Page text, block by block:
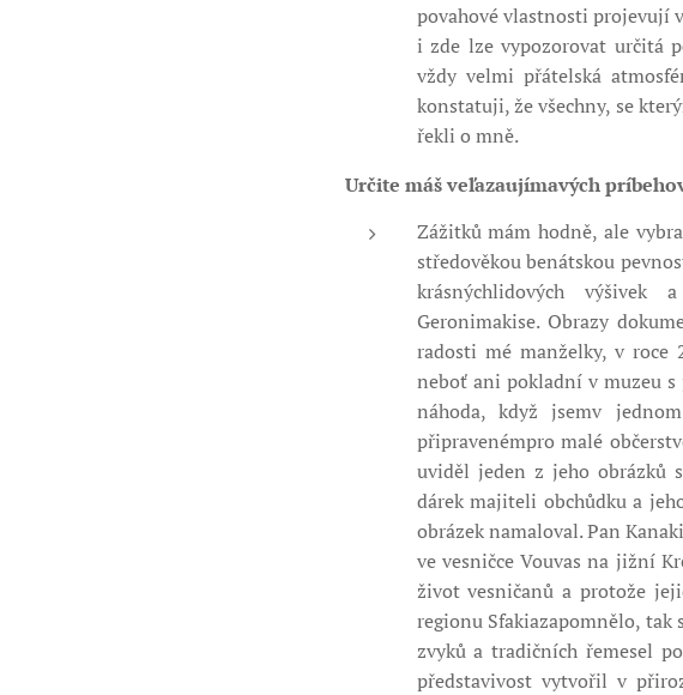
povahové vlastnosti projevují
i zde lze vypozorovat určitá
vždy velmi přátelská
konstatuji, že všechny, se
řekli o mně. 😊
Určite máš veľazaujímavých
Zážitků mám hodně, ale
středověkou benátskou
krásnýchlidových výšivek
Geronimakise. Obrazy
radosti mé manželky, v roce
neboť ani pokladní v muzeu
náhoda, když jsemv
připravenémpro malé
uviděl jeden z jeho obrázků
dárek majiteli obchůdku a
obrázek namaloval. Pan
ve vesničce Vouvas na jižní
život vesničanů a protože
regionu Sfakiazapomnělo,
zvyků a tradičních řemesel
představivost vytvořil v